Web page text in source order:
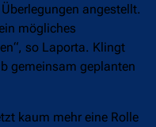
angestellt.
mögliches
so Laporta. Klingt
gemeinsam geplanten
kaum mehr eine Rolle